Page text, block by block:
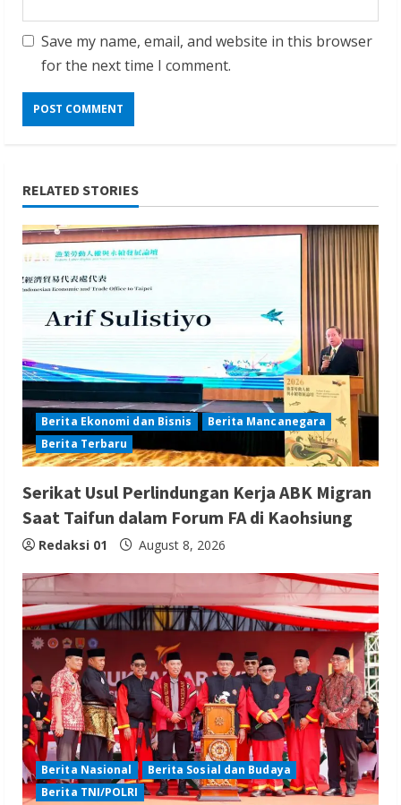
Save my name, email, and website in this browser
for the next time I comment.
RELATED STORIES
Berita Ekonomi dan Bisnis
Berita Mancanegara
Berita Terbaru
Serikat Usul Perlindungan Kerja ABK Migran
Saat Taifun dalam Forum FA di Kaohsiung
Redaksi 01 August 8, 2026
Berita Nasional
Berita Sosial dan Budaya
Berita TNI/POLRI